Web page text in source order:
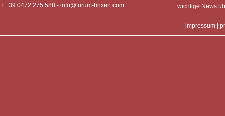
T +39 0472 275 588 - info@forum-brixen.com
wichtige News
impressum